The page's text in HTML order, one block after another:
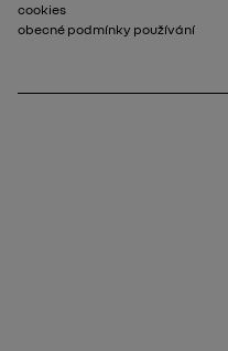
Patička_2
cookies
obecné podmínky používání